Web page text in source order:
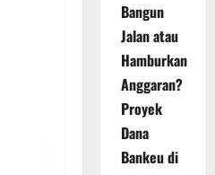
Bangun
Jalan atau
Hamburkan
Anggaran?
Proyek
Dana
Bankeu di